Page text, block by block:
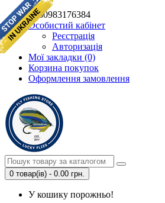
+380983176384
Особистий кабінет
Реєстрація
Авторизація
Мої закладки (0)
Корзина покупок
Оформлення замовлення
0 товар(ів) - 0.00 грн.
У кошику порожньо!